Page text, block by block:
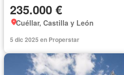
235.000 €
Cuéllar, Castilla y León
5 dic 2025 en Properstar